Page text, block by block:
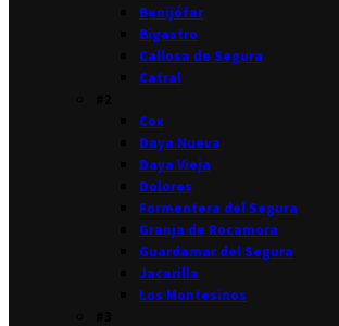
Benijófar
Bigastro
Callosa de Segura
Catral
Cox
Daya Nueva
Daya Vieja
Dolores
Formentera del Segura
Granja de Rocamora
Guardamar del Segura
Jacarilla
Los Montesinos